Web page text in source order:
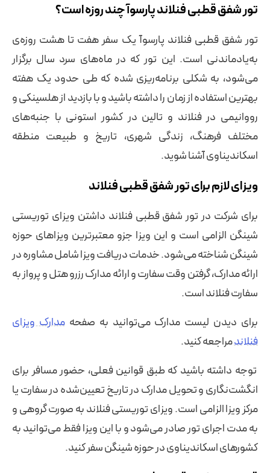
تور شفق قطبی فنلاند پارسوآ چند روزه است؟
تور شفق قطبی فنلاند پارسوآ یک سفر هفت‌ تا هشت روزه‌ی
به‌یادماندنی است. این تور که در ماه‌های سرد سال برگزار
می‌شود، به شکلی برنامه‌ریزی شده که طی حدود یک هفته
بهترین استفاده از زمان را داشته باشید و با بازدید از هلسینکی و
رووانیمی در فنلاند و تالین در کشور استونی با جنبه‌های
مختلف فرهنگ، زندگی شهری، تاریخ و طبیعت منطقه
اسکاندیناوی آشنا شوید.
ویزای لازم برای تور شفق قطبی فنلاند
برای شرکت در تور شفق قطبی فنلاند داشتن ویزای توریستی
شینگن الزامی است و این ویزا جزو معتبرترین ویزاهای حوزه
شینگن شناخته می‌شود. خدمات دریافت ویزا شامل مشاوره در
ارائه مدارک، گرفتن وقت سفارت و ارائه مدارک رزرو هتل و پرواز به
سفارت فنلاند است.
برای دیدن لیست مدارک می‌توانید به صفحهمدارک ویزای
فنلاندمراجعه کنید.
توجه داشته باشید که طبق قوانین فعلی، حضور مسافر برای
انگشت‌نگاری و تحویل مدارک در تاریخ تعیین‌شده در سفارت یا
مرکز ویزا الزامی است. ویزای توریستی فنلاند به صورت گروهی و
به مدت اجرای تور صادر می‌شود و با این ویزا فقط می‌توانید به
کشورهای اسکاندیناوی در حوزه شینگن سفر کنید.